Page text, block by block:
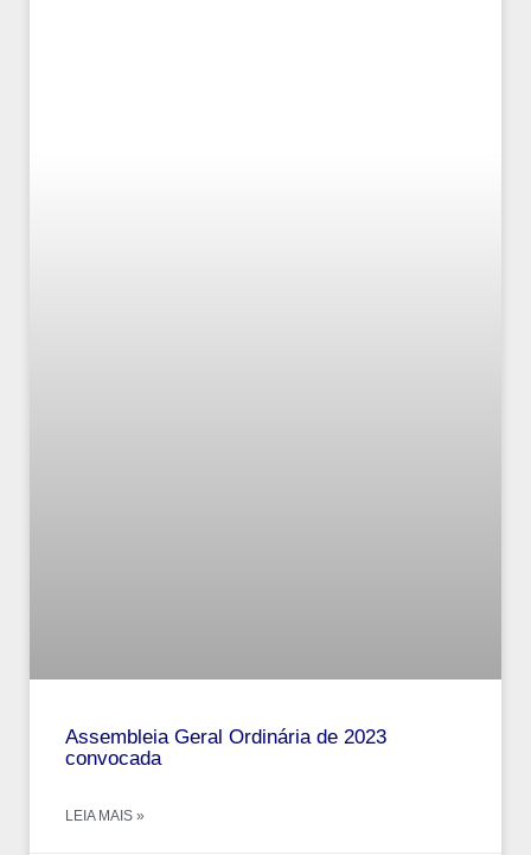
Assembleia Geral Ordinária de 2023
convocada
LEIA MAIS »